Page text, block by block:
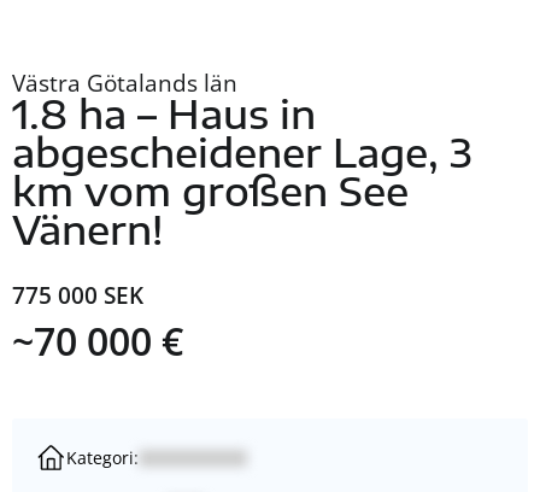
Västra Götalands län
1.8 ha – Haus in
abgescheidener Lage, 3
km vom großen See
Vänern!
775 000 SEK
~70 000 €
Kategori: